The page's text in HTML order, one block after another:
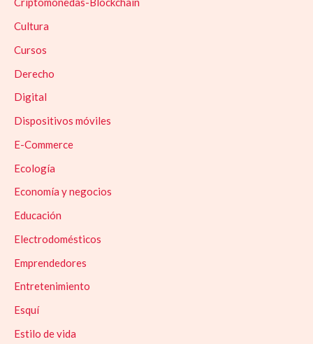
Cultura
Cursos
Derecho
Digital
Dispositivos móviles
E-Commerce
Ecología
Economía y negocios
Educación
Electrodomésticos
Emprendedores
Entretenimiento
Esquí
Estilo de vida